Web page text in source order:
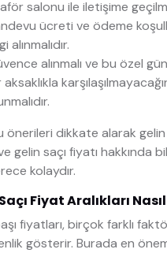
salonu ile iletişime
ücreti ve ödeme
alınmalıdır.
alınmalı ve bu özel
önerileri dikkate alarak
gelin saçı fiyatı hakkında
kolaydır.
Fiyat Aralıkları
fiyatları, birçok farklı
gösterir. Burada en